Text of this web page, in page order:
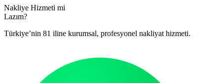
Nakliye Hizmeti mi
Lazım?
Türkiye’nin 81 iline kurumsal, profesyonel nakliyat hizmeti.